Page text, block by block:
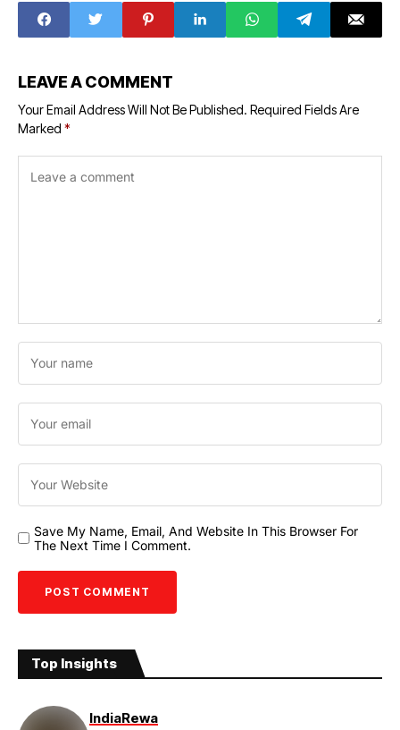
on inflation
Finance Minister
why
LEAVE A COMMENT
Your Email Address Will Not Be Published. Required Fields Are
Marked *
Save My Name, Email, And Website In This Browser For
The Next Time I Comment.
Top Insights
IndiaRewa